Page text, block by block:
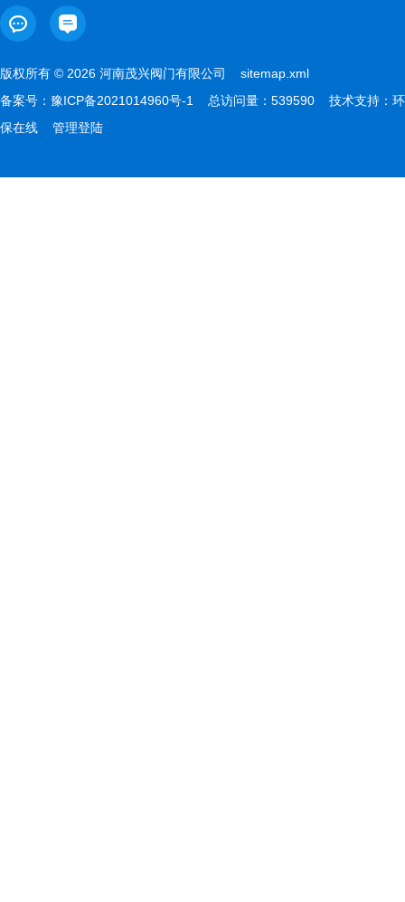
版权所有 © 2026 河南茂兴阀门有限公司 sitemap.xml
备案号： 豫ICP备2021014960号-1 总访问量：539590 技术支持： 环
保在线
管理登陆